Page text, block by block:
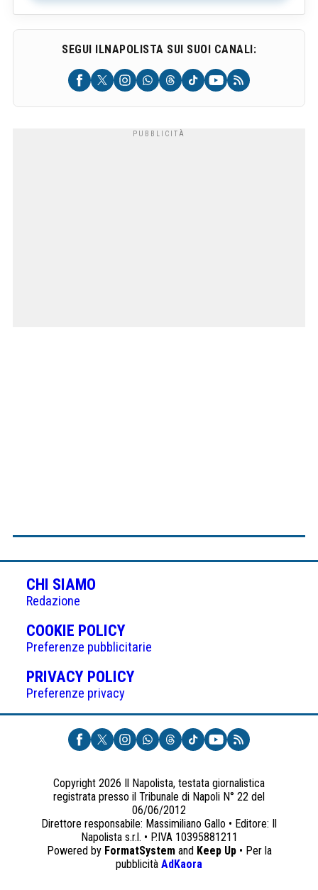
SEGUI ILNAPOLISTA SUI SUOI CANALI:
CHI SIAMO
Redazione
COOKIE POLICY(APRE
IN
UNA
NUOVA
Preferenze pubblicitarie
PRIVACY POLICY(APRE
UNA
NUOVA
SCHEDA)
Preferenze privacy
Copyright 2026 Il Napolista, testata giornalistica
registrata presso il Tribunale di Napoli N° 22 del
06/06/2012
Direttore responsabile: Massimiliano Gallo • Editore: Il
Napolista s.r.l. • P.IVA 10395881211
Powered by FormatSystemand Keep Up• Per la
pubblicità AdKaora